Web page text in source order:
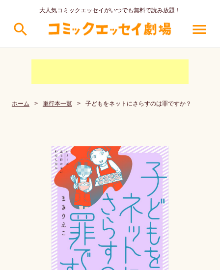
大人気コミックエッセイがいつでも無料で読み放題！
search menu
ホーム > 単行本一覧 > 子どもをネットにさらすのは罪ですか？